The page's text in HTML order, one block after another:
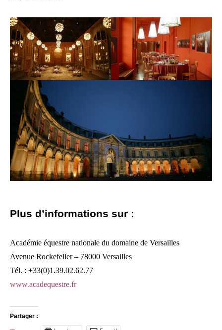
Plus d’informations sur :
Académie équestre nationale du domaine de Versailles
Avenue Rockefeller – 78000 Versailles
Tél. : +33(0)1.39.02.62.77
www.acadequestre.fr
Partager :